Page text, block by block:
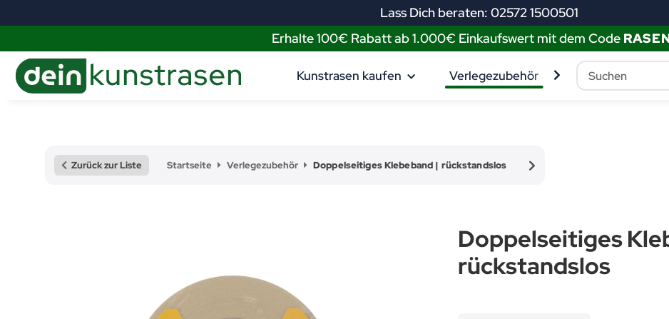
Lass Dich beraten: 02572 1500501
Erhalte 100€ Rabatt ab 1.000€ Einkaufswert mit dem Code
Kunstrasen kaufen Verlegezubehör Muster bestellen
Zurück zur Liste Startseite Verlegezubehör Doppelseitiges Klebeband | rückstandslos
Doppelseitiges
rückstandslos